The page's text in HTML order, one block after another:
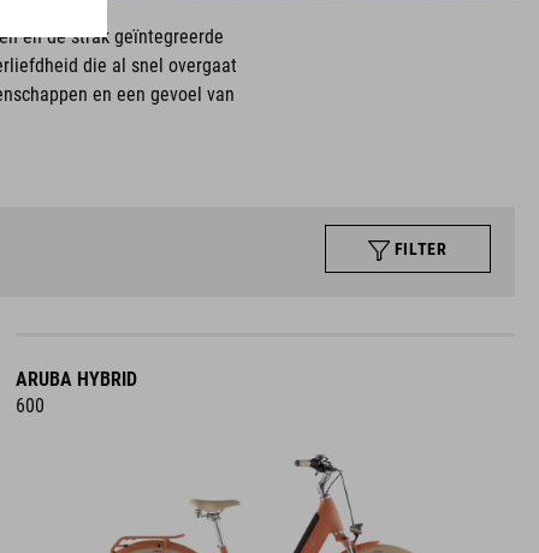
en de strak geïntegreerde
die al snel overgaat
en een gevoel van
FILTER
ARUBA HYBRID
600